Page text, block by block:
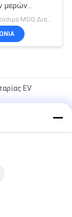
μερών
Διαπραγματεύσιμα MOQ:Διαπραγματεύσιμος
EV
μπαταριών
μπαταριών